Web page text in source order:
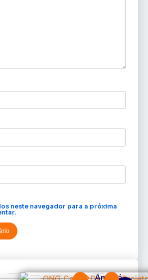
neste navegador para a próxima
Amapá